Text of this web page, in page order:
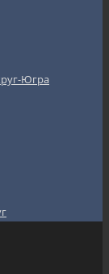
Югра